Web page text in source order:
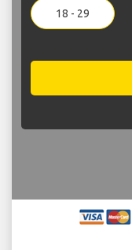
18 - 29